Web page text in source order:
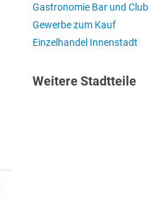
Gastronomie Bar und Club
Gewerbe zum Kauf
Einzelhandel Innenstadt
Weitere Stadtteile